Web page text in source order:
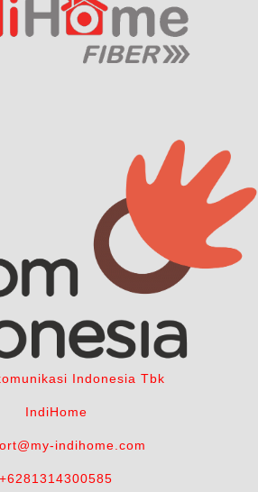
Indonesia Tbk
IndiHome
indihome.com
+6281314300585